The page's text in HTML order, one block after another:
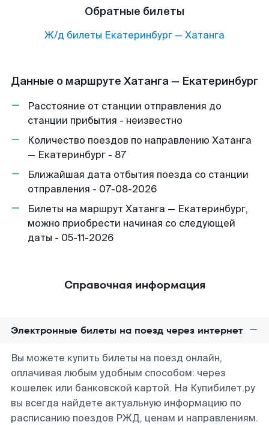
Обратные билеты
Ж/д билеты Екатеринбург — Хатанга
Данные о маршруте Хатанга — Екатеринбург
Расстояние от станции отправления до
станции прибытия - неизвестно
Количество поездов по направлению Хатанга
— Екатеринбург - 87
Ближайшая дата отбытия поезда со станции
отправления - 07-08-2026
Билеты на маршрут Хатанга — Екатеринбург,
можно приобрести начиная со следующей
даты - 05-11-2026
Справочная информация
Электронные билеты на поезд через интернет
Вы можете купить билеты на поезд онлайн,
оплачивая любым удобным способом: через
кошелек или банковской картой. На Купибилет.ру
вы всегда найдете актуальную информацию по
расписанию поездов РЖД, ценам и направлениям.